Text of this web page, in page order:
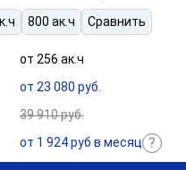
800 ак.ч Сравнить
от 256 ак.ч
от 23 080 руб.
39 910 руб.
от 1 924 руб в месяц